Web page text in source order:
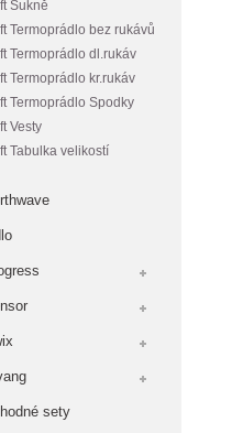
Sukně
Termoprádlo bez rukávů
Termoprádlo dl.rukáv
Termoprádlo kr.rukáv
Termoprádlo Spodky
Vesty
Tabulka velikostí
sety